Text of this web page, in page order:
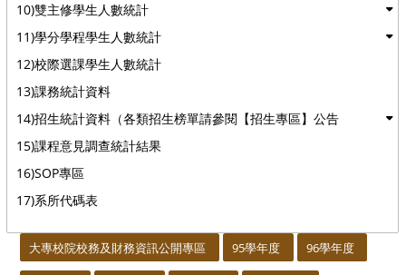
10)雙主修學生人數統計
11)學分學程學生人數統計
12)校際選課學生人數統計
13)課務統計資料
14)招生統計資料（各類招生榜單請參閱【招生專區】公告
15)課程意見調查統計結果
16)SOP專區
17)系所代碼表
大專校院校務及財務資訊公開專區 95學年度 96學年度